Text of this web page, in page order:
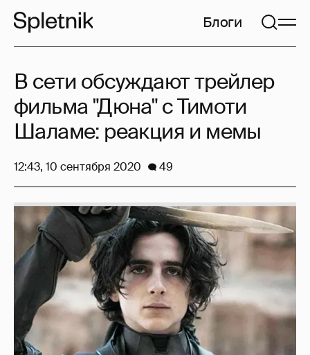
Блоги
В сети обсуждают трейлер
фильма "Дюна" с Тимоти
Шаламе: реакция и мемы
12:43, 10 сентября 2020 49